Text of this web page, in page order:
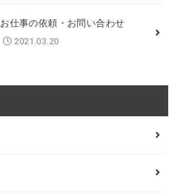
お仕事の依頼・お問い合わせ
2021.03.20